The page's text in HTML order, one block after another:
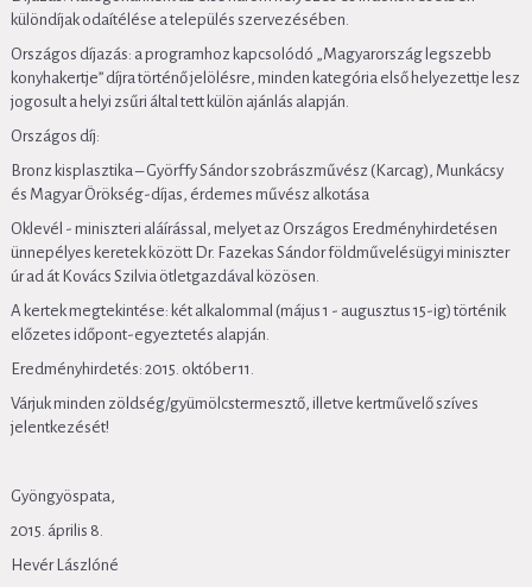
különdíjak odaítélése a település szervezésében.
Országos díjazás: a programhoz kapcsolódó „Magyarország legszebb
konyhakertje” díjra történő jelölésre, minden kategória első helyezettje lesz
jogosult a helyi zsűri által tett külön ajánlás alapján.
Országos díj:
Bronz kisplasztika – Györffy Sándor szobrászművész (Karcag), Munkácsy
és Magyar Örökség-díjas, érdemes művész alkotása
Oklevél - miniszteri aláírással, melyet az Országos Eredményhirdetésen
ünnepélyes keretek között Dr. Fazekas Sándor földművelésügyi miniszter
úr ad át Kovács Szilvia ötletgazdával közösen.
A kertek megtekintése: két alkalommal (május 1 - augusztus 15-ig) történik
előzetes időpont-egyeztetés alapján.
Eredményhirdetés: 2015. október 11.
Várjuk minden zöldség/gyümölcstermesztő, illetve kertművelő szíves
jelentkezését!
Gyöngyöspata,
2015. április 8.
Hevér Lászlóné